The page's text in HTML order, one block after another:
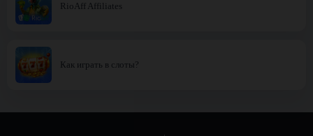
RioAff Affiliates
Как играть в слоты?